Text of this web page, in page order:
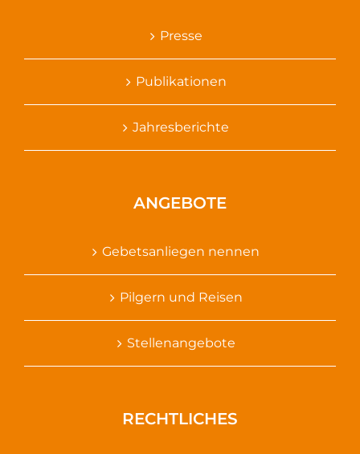
Presse
Publikationen
Jahresberichte
ANGEBOTE
Gebetsanliegen nennen
Pilgern und Reisen
Stellenangebote
RECHTLICHES